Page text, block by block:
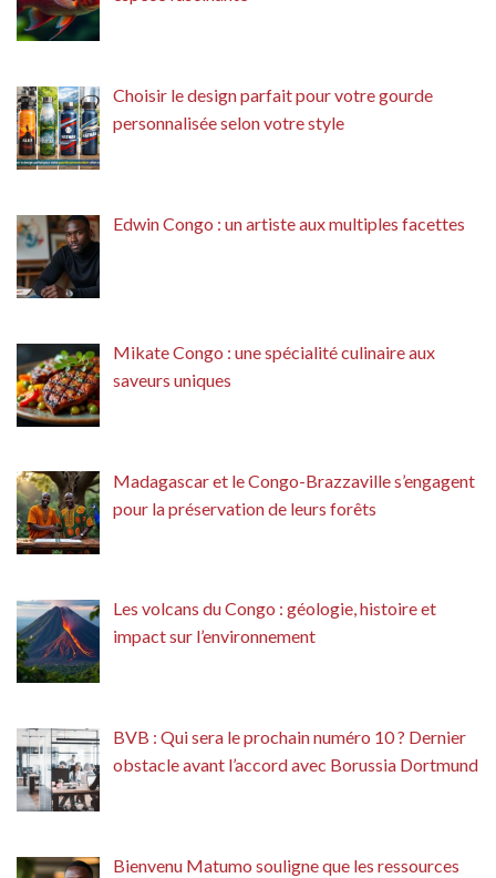
Choisir le design parfait pour votre gourde
personnalisée selon votre style
Edwin Congo : un artiste aux multiples facettes
Mikate Congo : une spécialité culinaire aux
saveurs uniques
Madagascar et le Congo-Brazzaville s’engagent
pour la préservation de leurs forêts
Les volcans du Congo : géologie, histoire et
impact sur l’environnement
BVB : Qui sera le prochain numéro 10 ? Dernier
obstacle avant l’accord avec Borussia Dortmund
Bienvenu Matumo souligne que les ressources